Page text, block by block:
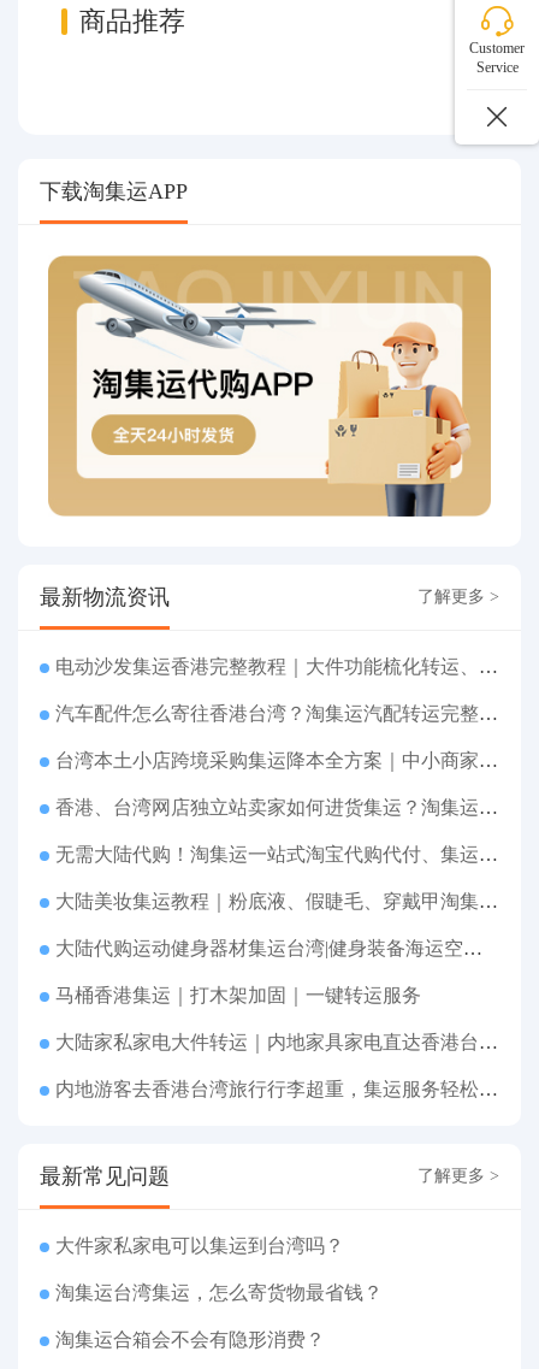
商品推荐
下载淘集运APP
最新物流资讯 了解更多 >
电动沙发集运香港完整教程｜大件功能梳化转运、打包清关上门派送
汽车配件怎么寄往香港台湾？淘集运汽配转运完整教程
台湾本土小店跨境采购集运降本全方案｜中小商家跨境物流优化攻略
香港、台湾网店独立站卖家如何进货集运？淘集运一站式采购转运方案
无需大陆代购！淘集运一站式淘宝代购代付、集运转运直达台湾
大陆美妆集运教程｜粉底液、假睫毛、穿戴甲淘集运香港台湾转运&台湾代购完整指南
大陆代购运动健身器材集运台湾|健身装备海运空运直送、送货到府
马桶香港集运｜打木架加固｜一键转运服务
大陆家私家电大件转运｜内地家具家电直达香港台湾送货上府
内地游客去香港台湾旅行行李超重，集运服务轻松解决搬运难题
最新常见问题 了解更多 >
大件家私家电可以集运到台湾吗？
淘集运台湾集运，怎么寄货物最省钱？
淘集运合箱会不会有隐形消费？
Customer
Service